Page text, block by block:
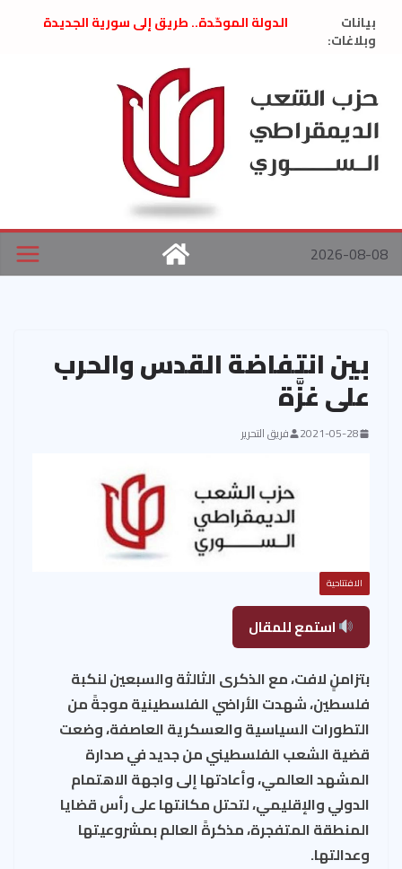
بيانات
وبلاغات:
الدولة الموحّدة.. طريق إلى سورية الجديدة
العام السابق لحزب الاتحاد الاشتراكي العربي
الديمقراطي
بلاغ صادر عن اجتماع اللجنة المركزية نيسان
2026
الحرب الأمريكية الإسرائيلية على نظام الملالي
في إيران .. بيان من حزب الشعب الديمقراطي
السوري
2026-08-08
بين انتفاضة القدس والحرب
على غزَّة
2021-05-28 فريق التحرير
الافتتاحية
استمع للمقال
بتزامنٍ لافت، مع الذكرى الثالثة والسبعين لنكبة
فلسطين، شهدت الأراضي الفلسطينية موجةً من
التطورات السياسية والعسكرية العاصفة، وضعت
قضية الشعب الفلسطيني من جديد في صدارة
المشهد العالمي، وأعادتها إلى واجهة الاهتمام
الدولي والإقليمي، لتحتل مكانتها على رأس قضايا
المنطقة المتفجرة، مذكرةً العالم بمشروعيتها
وعدالتها.